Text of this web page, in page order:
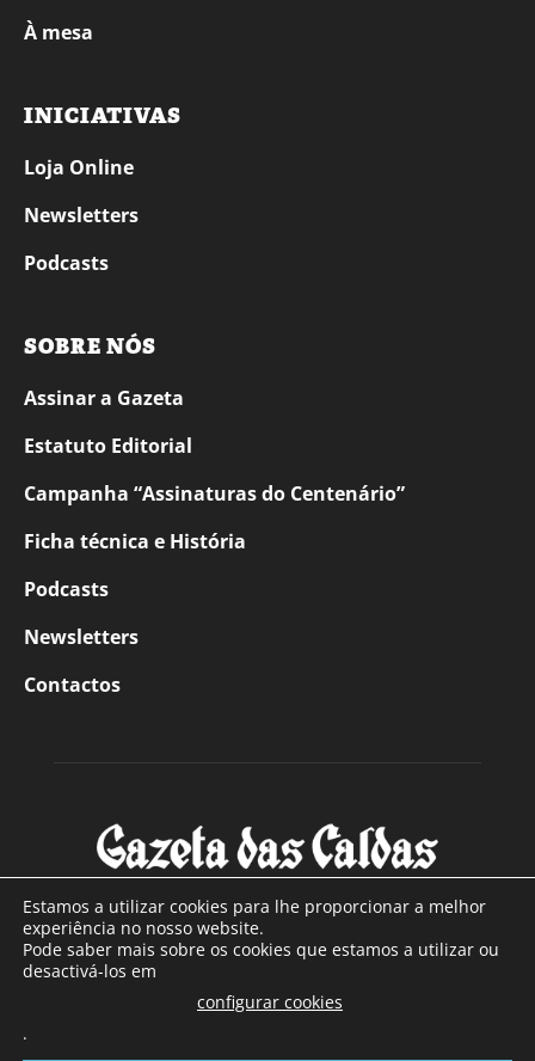
À mesa
INICIATIVAS
Loja Online
Newsletters
Podcasts
SOBRE NÓS
Assinar a Gazeta
Estatuto Editorial
Campanha “Assinaturas do Centenário”
Ficha técnica e História
Podcasts
Newsletters
Contactos
SOBRE NÓS
Com sede nas Caldas da Rainha e mais de 90 anos de
Estamos a utilizar cookies para lhe proporcionar a melhor
experiência no nosso website.
Pode saber mais sobre os cookies que estamos a utilizar ou
desactivá-los em
configurar cookies
.